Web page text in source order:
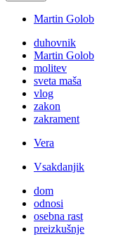
Martin Golob
duhovnik
Martin Golob
molitev
sveta maša
vlog
zakon
zakrament
Vera
Vsakdanjik
dom
odnosi
osebna rast
preizkušnje